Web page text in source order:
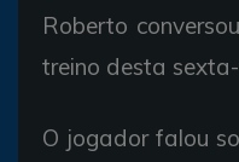
Roberto
treino desta
O jogador falou